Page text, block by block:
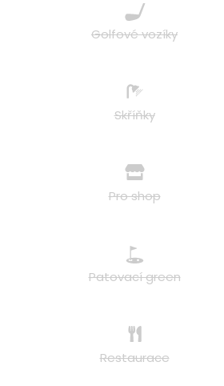
Golfové vozíky
Skříňky
Pro shop
Patovací green
Restaurace